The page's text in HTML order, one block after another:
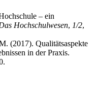
– ein
Hochschulwesen, 1/2,
(2017). Qualitätsaspekte
in der Praxis.